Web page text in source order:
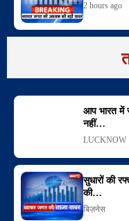
2 hours ago
आप भारत में
नहीं…
LUCKNOW
सुधारों की
की…
बिज़नेस